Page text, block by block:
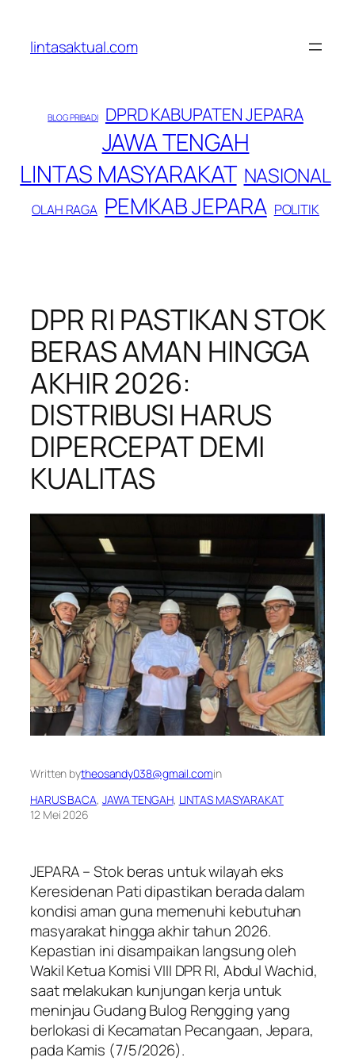
konten
lintasaktual.com
BLOG PRIBADI DPRD KABUPATEN JEPARA
JAWA TENGAH
LINTAS MASYARAKAT NASIONAL
OLAH RAGA PEMKAB JEPARA POLITIK
DPR RI PASTIKAN STOK
BERAS AMAN HINGGA
AKHIR 2026:
DISTRIBUSI HARUS
DIPERCEPAT DEMI
KUALITAS
Written bytheosandy038@gmail.comin
HARUS BACA, JAWA TENGAH, LINTAS MASYARAKAT
12 Mei 2026
JEPARA – Stok beras untuk wilayah eks
Keresidenan Pati dipastikan berada dalam
kondisi aman guna memenuhi kebutuhan
masyarakat hingga akhir tahun 2026.
Kepastian ini disampaikan langsung oleh
Wakil Ketua Komisi VIII DPR RI, Abdul Wachid,
saat melakukan kunjungan kerja untuk
meninjau Gudang Bulog Rengging yang
berlokasi di Kecamatan Pecangaan, Jepara,
pada Kamis (7/5/2026).